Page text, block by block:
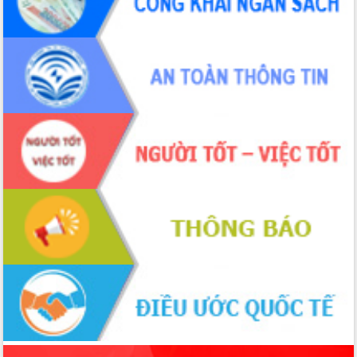
phá cơ chế - Hợp tác công tư
Đề án 06 tạo bước ngoặt đột phá trong
cải cách hành chính tỉnh Đắk Lắk
Kết nối tour, đẩy mạnh chuyển đổi số
để phát triển du lịch Đắk Lắk
Khởi động Dự án Đầu tư xây dựng hạ
tầng kỹ thuật Cụm công nghiệp Tân
Tiến
Gặp mặt các cơ quan báo chí nhân Kỷ
niệm 101 năm Ngày Báo chí Cách
mạng Việt Nam
Đắk Lắk sơ kết 4 năm triển khai thực
hiện Đề án 06 của Chính phủ
Họp báo thông tin về Hội nghị Công bố
Quy hoạch và Xúc tiến đầu tư tỉnh Đắk
Khơi thông điểm nghẽn, đẩy nhanh
giải ngân vốn khắc phục thiên tai
HĐND tỉnh thông qua điều chỉnh Quy
hoạch tỉnh thời kỳ 2021-2030